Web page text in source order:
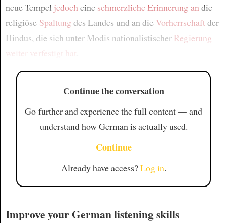
neue Tempel jedoch eine schmerzliche Erinnerung an die
religiöse Spaltung des Landes und an dieVorherrschaftder
Hindus, die sich unter Modis nationalistischer Regierung
weiter verfestigt hat
Continue the conversation
Go further and experience the full content — and
understand how German is actually used.
Continue
Already have access?Log in.
Improve your German listening skills